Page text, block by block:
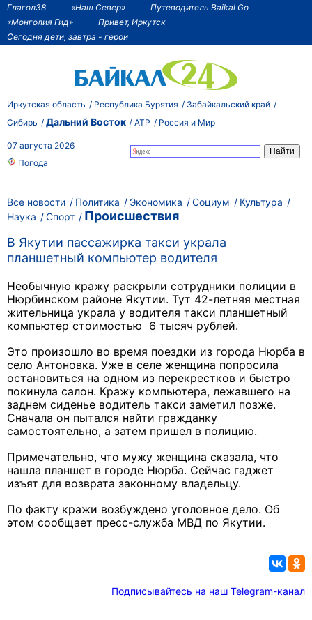
Глагол38 «Наш Север»
Путеводитель Baikal Go
«Монголия Гид»
Привет, Иркутск
Сегодня дети, завтра - герои
Иркутская область Республика Бурятия
Забайкальский край
Сибирь
Дальний Восток АТР Россия и Мир
07 августа 2026
Погода
Все новости Политика Экономика Социум
Культура
Наука
Спорт
Происшествия
В Якутии пассажирка такси украла
планшетный компьютер водителя
Необычную кражу раскрыли сотрудники полиции в
Нюрбинском районе Якутии. Тут 42-летняя местная
жительница украла у водителя такси планшетный
компьютер стоимостью 6 тысяч рублей.
Это произошло во время поездки из города Нюрба в
село Антоновка. Уже в селе женщина попросила
остановиться на одном из перекрестков и быстро
покинула салон. Кражу компьютера, лежавшего на
заднем сиденье водитель такси заметил позже.
Сначала он пытался найти гражданку
самостоятельно, а затем пришел в полицию.
Примечательно, что мужу женщина сказала, что
нашла планшет в городе Нюрба. Сейчас гаджет
изъят для возврата законному владельцу.
По факту кражи возбуждено уголовное дело. Об
этом сообщает пресс-служба МВД по Якутии.
Подписывайтесь на наш Telegram-канал